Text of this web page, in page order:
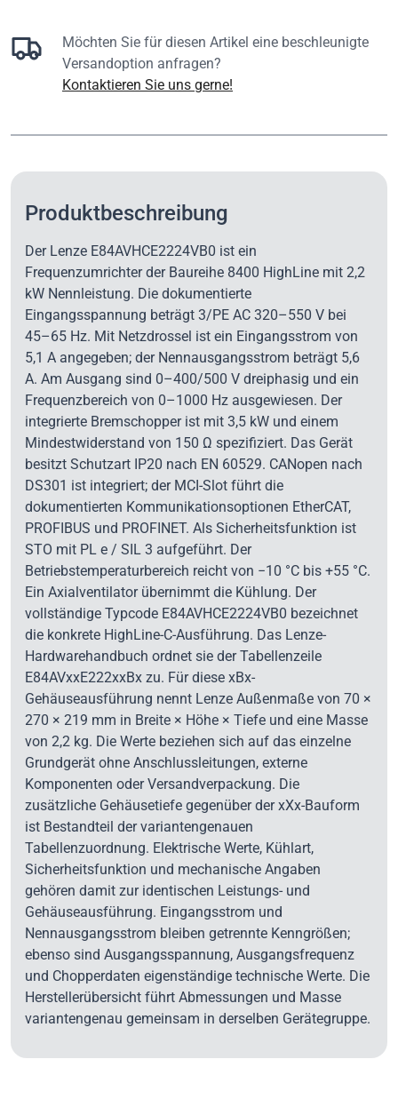
Möchten Sie für diesen Artikel eine beschleunigte
Versandoption anfragen?
Kontaktieren Sie uns gerne!
Produktbeschreibung
Der Lenze E84AVHCE2224VB0 ist ein
Frequenzumrichter der Baureihe 8400 HighLine mit 2,2
kW Nennleistung. Die dokumentierte
Eingangsspannung beträgt 3/PE AC 320–550 V bei
45–65 Hz. Mit Netzdrossel ist ein Eingangsstrom von
5,1 A angegeben; der Nennausgangsstrom beträgt 5,6
A. Am Ausgang sind 0–400/500 V dreiphasig und ein
Frequenzbereich von 0–1000 Hz ausgewiesen. Der
integrierte Bremschopper ist mit 3,5 kW und einem
Mindestwiderstand von 150 Ω spezifiziert. Das Gerät
besitzt Schutzart IP20 nach EN 60529. CANopen nach
DS301 ist integriert; der MCI-Slot führt die
dokumentierten Kommunikationsoptionen EtherCAT,
PROFIBUS und PROFINET. Als Sicherheitsfunktion ist
STO mit PL e / SIL 3 aufgeführt. Der
Betriebstemperaturbereich reicht von −10 °C bis +55 °C.
Ein Axialventilator übernimmt die Kühlung. Der
vollständige Typcode E84AVHCE2224VB0 bezeichnet
die konkrete HighLine-C-Ausführung. Das Lenze-
Hardwarehandbuch ordnet sie der Tabellenzeile
E84AVxxE222xxBx zu. Für diese xBx-
Gehäuseausführung nennt Lenze Außenmaße von 70 ×
270 × 219 mm in Breite × Höhe × Tiefe und eine Masse
von 2,2 kg. Die Werte beziehen sich auf das einzelne
Grundgerät ohne Anschlussleitungen, externe
Komponenten oder Versandverpackung. Die
zusätzliche Gehäusetiefe gegenüber der xXx-Bauform
ist Bestandteil der variantengenauen
Tabellenzuordnung. Elektrische Werte, Kühlart,
Sicherheitsfunktion und mechanische Angaben
gehören damit zur identischen Leistungs- und
Gehäuseausführung. Eingangsstrom und
Nennausgangsstrom bleiben getrennte Kenngrößen;
ebenso sind Ausgangsspannung, Ausgangsfrequenz
und Chopperdaten eigenständige technische Werte. Die
Herstellerübersicht führt Abmessungen und Masse
variantengenau gemeinsam in derselben Gerätegruppe.